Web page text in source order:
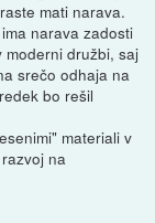
mati narava.
narava zadosti
moderni družbi, saj
srečo odhaja na
bo rešil
materiali v
na